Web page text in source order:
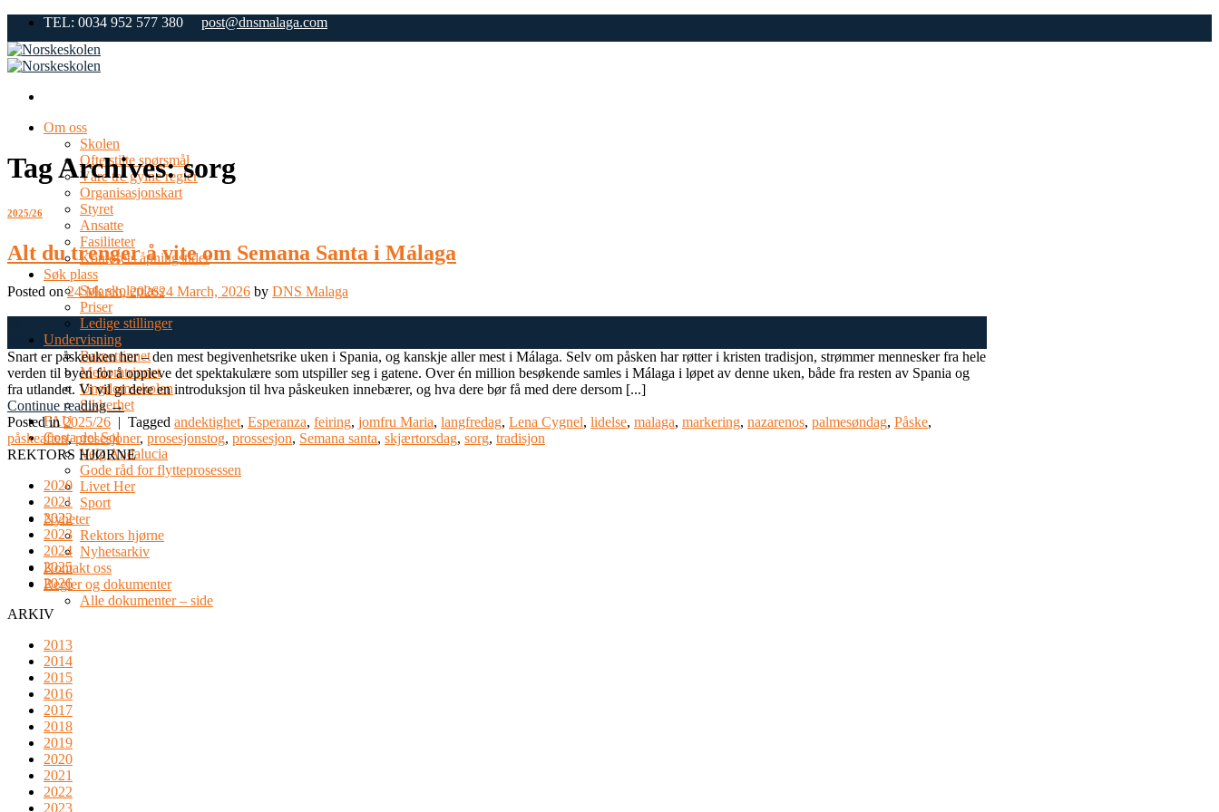
Skip
content
TEL: 0034 952 577 380 post@dnsmalaga.com
Om oss
Skolen
Ofte stilte spørsmål
Våre tre gylne regler
Organisasjonskart
Styret
Ansatte
Fasiliteter
Kontorets åpningstider
Søk plass
Søk skoleplass
Priser
Ledige stillinger
Undervisning
Barnetrinnet
Mellomtrinnet
Ungdomsskolen
Sikkerhet
FAU
Costa del Sol
Velg Andalucia
Gode råd for flytteprosessen
Livet Her
Sport
Nyheter
Rektors hjørne
Nyhetsarkiv
Kontakt oss
Regler og dokumenter
Alle dokumenter – side
Tag Archives:sorg
2025/26
Alt du trenger å vite om Semana Santa i Málaga
Posted on24 March, 202624 March, 2026 by DNS Malaga
Mar
Snart er påskeuken her – den mest begivenhetsrike uken i Spania, og kanskje aller mest i Málaga. Selv om påsken har røtter i kristen tradisjon, strømmer mennesker fra hele
verden til byen for å oppleve det spektakulære som utspiller seg i gatene. Over én million besøkende samles i Málaga i løpet av denne uken, både fra resten av Spania og
fra utlandet. Vi vil gi dere en introduksjon til hva påskeuken innebærer, og hva dere bør få med dere dersom [...]
Continue reading→
Posted in2025/26 | Tagged andektighet, Esperanza, feiring, jomfru Maria, langfredag, Lena Cygnel, lidelse, malaga, markering, nazarenos, palmesøndag, Påske,
påskeaften,prosesjoner, prosesjonstog, prossesjon, Semana santa, skjærtorsdag, sorg, tradisjon
REKTORS HJØRNE
2020
2021
2022
2023
2024
2025
2026
ARKIV
2013
2014
2015
2016
2017
2018
2019
2020
2021
2022
2023